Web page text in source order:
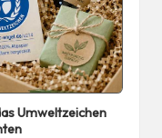
Umweltzeichen